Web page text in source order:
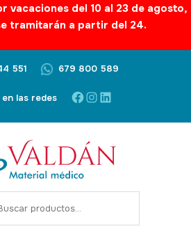
vacaciones del 10 al 23 de agosto,
tramitarán a partir del 24.
551 679 800 589
las redes Facebook
Instagram
LinkedIn
S
e